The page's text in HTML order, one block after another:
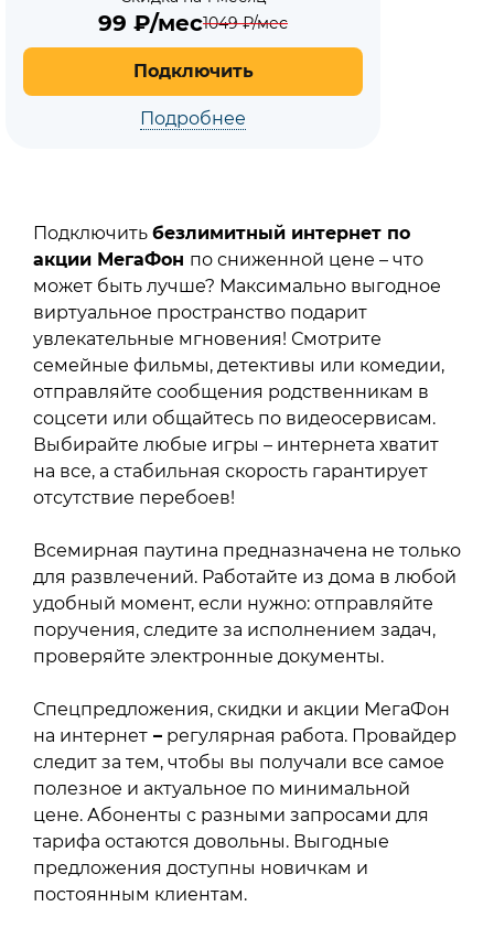
99 ₽/мес1049₽/мес
Подключить
Подробнее
Подключить безлимитный интернет по
акции МегаФон по сниженной цене – что
может быть лучше? Максимально выгодное
виртуальное пространство подарит
увлекательные мгновения! Смотрите
семейные фильмы, детективы или комедии,
отправляйте сообщения родственникам в
соцсети или общайтесь по видеосервисам.
Выбирайте любые игры – интернета хватит
на все, а стабильная скорость гарантирует
отсутствие перебоев!
Всемирная паутина предназначена не только
для развлечений. Работайте из дома в любой
удобный момент, если нужно: отправляйте
поручения, следите за исполнением задач,
проверяйте электронные документы.
Спецпредложения, скидки и акции МегаФон
на интернет – регулярная работа. Провайдер
следит за тем, чтобы вы получали все самое
полезное и актуальное по минимальной
цене. Абоненты с разными запросами для
тарифа остаются довольны. Выгодные
предложения доступны новичкам и
постоянным клиентам.